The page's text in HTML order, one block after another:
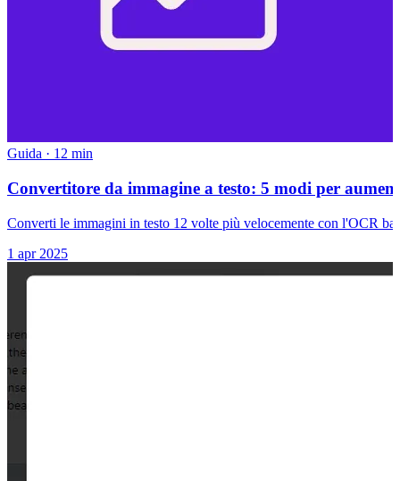
Guida · 12 min
Convertitore da immagine a testo: 5 modi per
Converti le immagini in testo 12 volte più velocemente con l'OCR
1 apr 2025